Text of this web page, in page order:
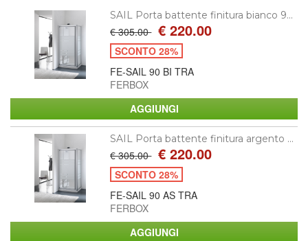
SAIL Porta battente finitura bianco 9...
€ 305.00 € 220.00
SCONTO 28%
FE-SAIL 90 BI TRA
FERBOX
SAIL Porta battente finitura argento ...
€ 305.00 € 220.00
SCONTO 28%
FE-SAIL 90 AS TRA
FERBOX